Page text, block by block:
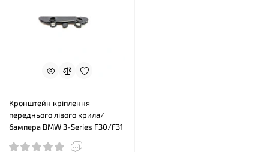
Кронштейн кріплення
переднього лівого крила/
бампера BMW 3-Series F30/F31